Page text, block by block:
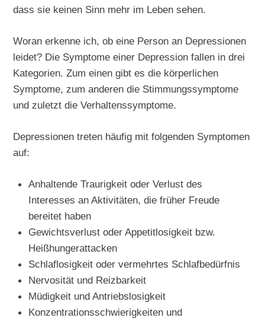
dass sie keinen Sinn mehr im Leben sehen.
Woran erkenne ich, ob eine Person an Depressionen
leidet? Die Symptome einer Depression fallen in drei
Kategorien. Zum einen gibt es die körperlichen
Symptome, zum anderen die Stimmungssymptome
und zuletzt die Verhaltenssymptome.
Depressionen treten häufig mit folgenden Symptomen
auf:
Anhaltende Traurigkeit oder Verlust des
Interesses an Aktivitäten, die früher Freude
bereitet haben
Gewichtsverlust oder Appetitlosigkeit bzw.
Heißhungerattacken
Schlaflosigkeit oder vermehrtes Schlafbedürfnis
Nervosität und Reizbarkeit
Müdigkeit und Antriebslosigkeit
Konzentrationsschwierigkeiten und